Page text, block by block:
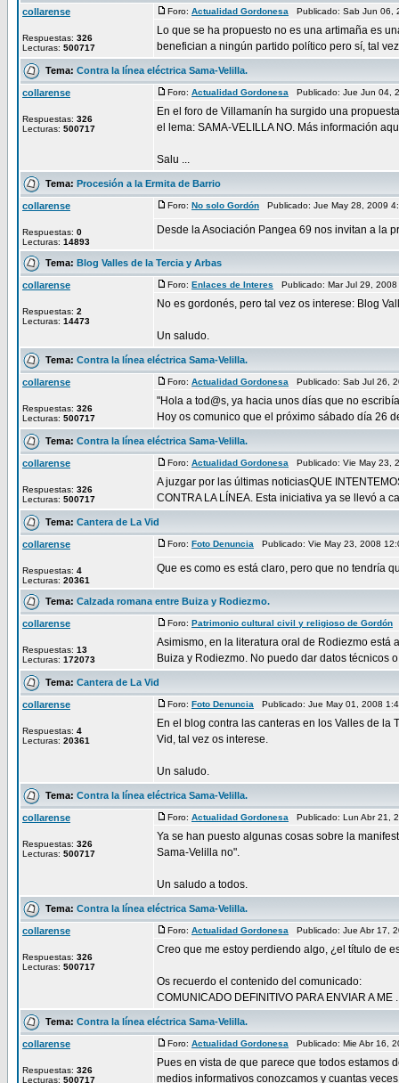
collarense
Respuestas: 326
Lecturas: 500717
Foro: Actualidad Gordonesa Publicado: Sab Jun
Lo que se ha propuesto no es una artimaña es
benefician a ningún partido político pero sí, tal
Tema: Contra la línea eléctrica Sama-Velilla.
collarense
Respuestas: 326
Lecturas: 500717
Foro: Actualidad Gordonesa Publicado: Jue Jun 04,
En el foro de Villamanín ha surgido una
el lema: SAMA-VELILLA NO. Más información
Salu ...
Tema: Procesión a la Ermita de Barrio
collarense
Respuestas: 0
Lecturas: 14893
Foro: No solo Gordón Publicado: Jue May 28, 2009
Desde la Asociación Pangea 69 nos invitan a la
Tema: Blog Valles de la Tercia y Arbas
collarense
Respuestas: 2
Lecturas: 14473
Foro: Enlaces de Interes Publicado: Mar Jul 29,
No es gordonés, pero tal vez os interese: Blog
Un saludo.
Tema: Contra la línea eléctrica Sama-Velilla.
collarense
Respuestas: 326
Lecturas: 500717
Foro: Actualidad Gordonesa Publicado: Sab Jul 26,
"Hola a tod@s, ya hacia unos días que no
Hoy os comunico que el próximo sábado día 26
Tema: Contra la línea eléctrica Sama-Velilla.
collarense
Respuestas: 326
Lecturas: 500717
Foro: Actualidad Gordonesa Publicado: Vie May 23,
A juzgar por las últimas noticiasQUE
CONTRA LA LÍNEA. Esta iniciativa ya se llevó a
Tema: Cantera de La Vid
collarense
Respuestas: 4
Lecturas: 20361
Foro: Foto Denuncia Publicado: Vie May 23, 2008
Que es como es está claro, pero que no tendría
Tema: Calzada romana entre Buiza y Rodiezmo.
collarense
Respuestas: 13
Lecturas: 172073
Foro: Patrimonio cultural civil y religioso de Gordón
Asimismo, en la literatura oral de Rodiezmo está
Buiza y Rodiezmo. No puedo dar datos técnicos
Tema: Cantera de La Vid
collarense
Respuestas: 4
Lecturas: 20361
Foro: Foto Denuncia Publicado: Jue May 01, 2008
En el blog contra las canteras en los Valles de
Vid, tal vez os interese.
Un saludo.
Tema: Contra la línea eléctrica Sama-Velilla.
collarense
Respuestas: 326
Lecturas: 500717
Foro: Actualidad Gordonesa Publicado: Lun Abr 21,
Ya se han puesto algunas cosas sobre la
Sama-Velilla no".
Un saludo a todos.
Tema: Contra la línea eléctrica Sama-Velilla.
collarense
Respuestas: 326
Lecturas: 500717
Foro: Actualidad Gordonesa Publicado: Jue Abr 17,
Creo que me estoy perdiendo algo, ¿el título de
Os recuerdo el contenido del comunicado:
COMUNICADO DEFINITIVO PARA ENVIAR A ME
Tema: Contra la línea eléctrica Sama-Velilla.
collarense
Respuestas: 326
Lecturas: 500717
Foro: Actualidad Gordonesa Publicado: Mie Abr 16,
Pues en vista de que parece que todos estamos
medios informativos conozcamos y cuantas